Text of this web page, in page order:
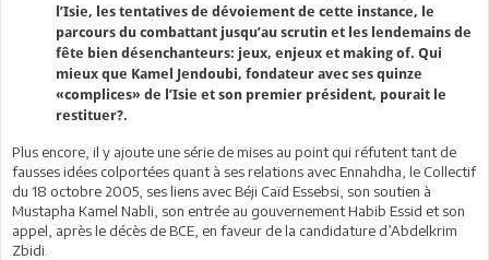
l’Isie, les tentatives de dévoiement de cette instance, le
parcours du combattant jusqu’au scrutin et les lendemains de
fête bien désenchanteurs: jeux, enjeux et making of. Qui
mieux que Kamel Jendoubi, fondateur avec ses quinze
«complices» de l’Isie et son premier président, pourait le
restituer?.
Plus encore, il y ajoute une série de mises au point qui réfutent tant de
fausses idées colportées quant à ses relations avec Ennahdha, le Collectif
du 18 octobre 2005, ses liens avec Béji Caïd Essebsi, son soutien à
Mustapha Kamel Nabli, son entrée au gouvernement Habib Essid et son
appel, après le décès de BCE, en faveur de la candidature d’Abdelkrim
Zbidi.